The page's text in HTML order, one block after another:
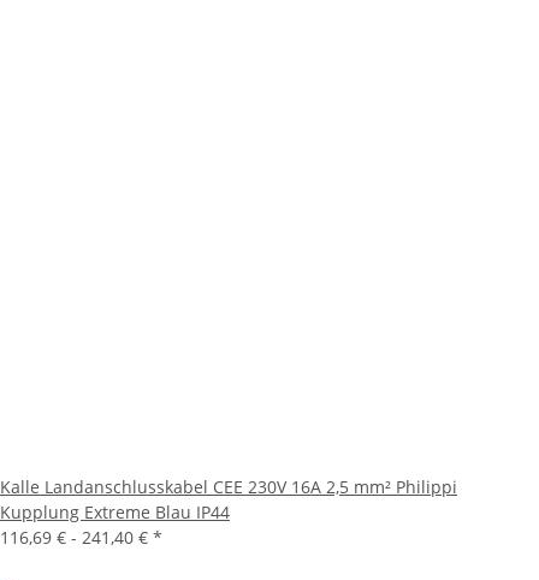
Kalle Landanschlusskabel CEE 230V 16A 2,5 mm² Philippi
Kupplung Extreme Blau IP44
116,69 € - 241,40 € *